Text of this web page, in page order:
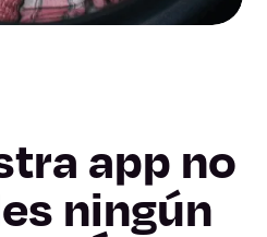
app no
ningún